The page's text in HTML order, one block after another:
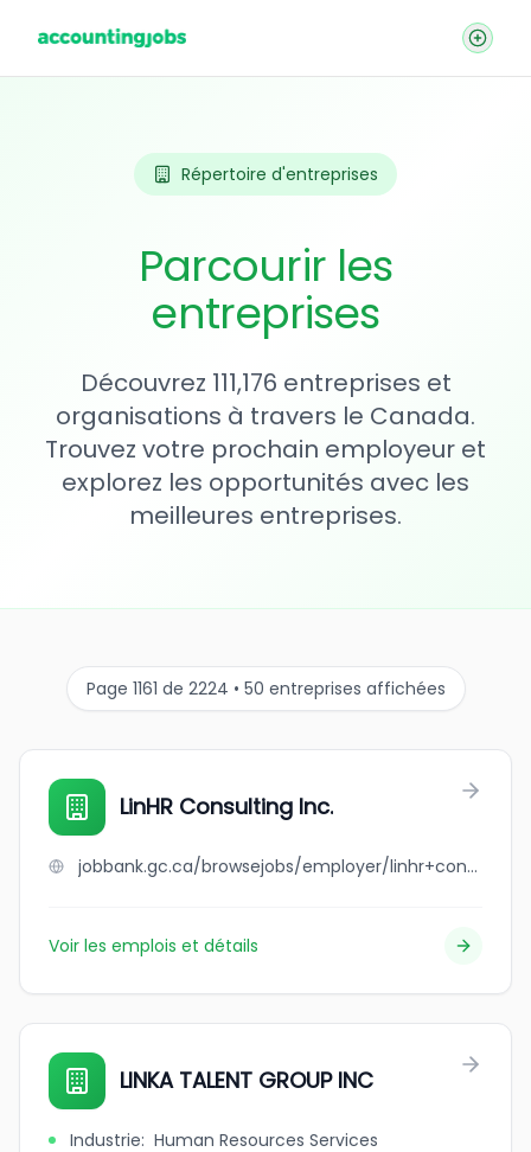
Répertoire d'entreprises
Parcourir les
entreprises
Découvrez 111,176 entreprises et
organisations à travers le Canada.
Trouvez votre prochain employeur et
explorez les opportunités avec les
meilleures entreprises.
Page 1161 de 2224 • 50 entreprises affichées
LinHR Consulting Inc.
jobbank.gc.ca/browsejobs/employer/linhr+consulting+inc./ca
Voir les emplois et détails
LINKA TALENT GROUP INC
Industrie: Human Resources Services